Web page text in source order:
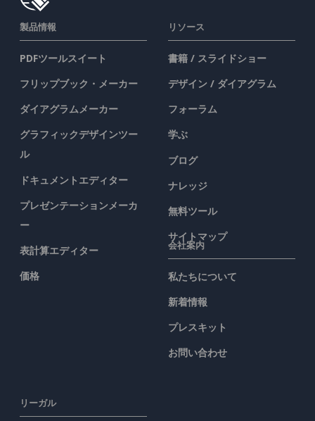
製品情報
PDFツールスイート
フリップブック・メーカー
ダイアグラムメーカー
グラフィックデザインツー
ル
ドキュメントエディター
プレゼンテーションメーカ
ー
表計算エディター
価格
リソース
書籍 / スライドショー
デザイン / ダイアグラム
フォーラム
学ぶ
ブログ
ナレッジ
無料ツール
サイトマップ
会社案内
私たちについて
新着情報
プレスキット
お問い合わせ
リーガル